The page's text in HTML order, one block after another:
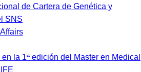
de Cartera de Genética y
SNS
la 1ª edición del Master en Medical